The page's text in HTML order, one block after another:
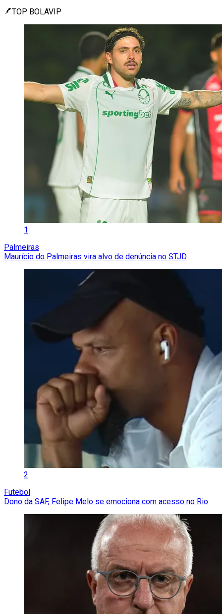
TOP BOLAVIP
1
Palmeiras
Maurício do Palmeiras vira alvo de denúncia no STJD
2
Futebol
Dono da SAF, Felipe Melo se emociona com acesso no Rio